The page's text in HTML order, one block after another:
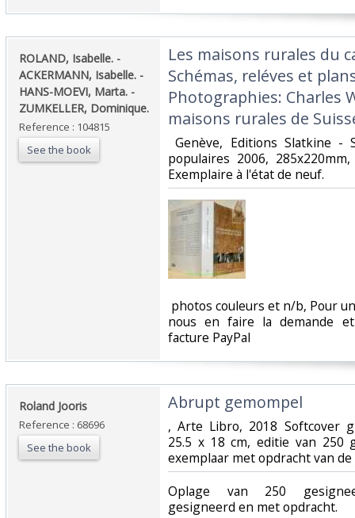
‎ROLAND, Isabelle. -
ACKERMANN, Isabelle. -
HANS-MOEVI, Marta. -
ZUMKELLER, Dominique.‎
Reference : 104815
See the book
‎Les maisons rurales du
Schémas, reléves et
Photographies: Charles
maisons rurales de
Genève, Editions Slatkine -
populaires 2006,
Exemplaire à l'état de neuf.‎
photos couleurs et n/b, Pour
nous en faire la demande
facture PayPal‎
‎Roland Jooris‎
Reference : 68696
See the book
‎Abrupt gemompel‎
‎, Arte Libro, 2018 Softcover
25.5 x 18 cm, editie van 250
exemplaar met opdracht van
‎Oplage van 250
gesigneerd en met opdracht. ‎